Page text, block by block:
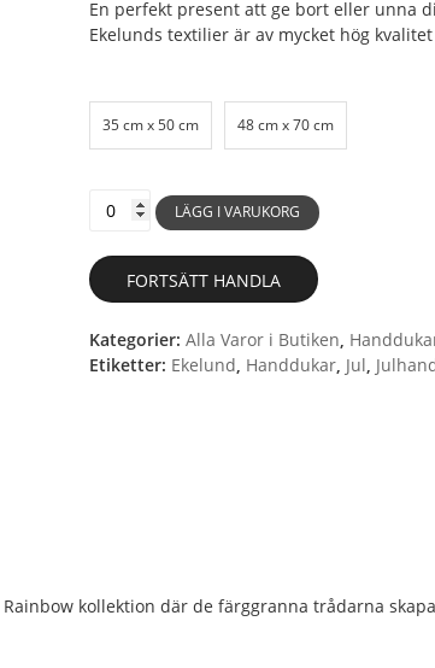
En perfekt present att ge bort eller unna
Ekelunds textilier är av mycket hög
35 cm x 50 cm 48 cm x 70 cm
Together
Handduk
LÄGG I VARUKORG
FORTSÄTT HANDLA
Kategorier: Alla Varor i Butiken,
Etiketter: Ekelund, Handdukar, Jul,
kollektion där de färggranna trådarna